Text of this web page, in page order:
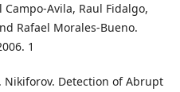
Campo-Avila, Raul Fidalgo,
Rafael Morales-Bueno.
1
Nikiforov. Detection of Abrupt